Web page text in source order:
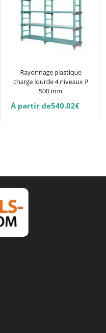
Rayonnage plastique
charge lourde 4 niveaux P
500 mm
À partir de540.02€
plusieurs
variations.
choisies
page